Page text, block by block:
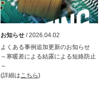
お知らせ / 2026.04.02
よくある事例追加更新のお知らせ
～寒暖差による結露による短絡防止
～
(詳細はこちら)